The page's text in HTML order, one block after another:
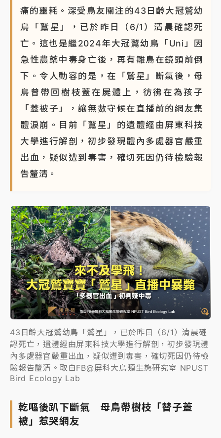
痛的噩耗。深受鳥友關注的43日齡大冠鷲幼
鳥「鷲星」，已於昨日（6/1）清晨確認死
亡。這也是繼2024年大冠鷲幼鳥「Uni」因
急性農藥中毒身亡後，再有雛鳥在鏡頭前倒
下。令人動容的是，在「鷲星」斷氣後，母
鳥曾帶回樹枝蓋在屍體上，彷彿在為孩子
「蓋被子」，讓無數守候在直播前的網友集
體淚崩。目前「鷲星」的遺體經由屏東科技
大學進行解剖，初步發現體內多處器官嚴重
出血，疑似遭到毒害，確切死因仍待檢驗報
告釐清。
43日齡大冠鷲幼鳥「鷲星」，已於昨日（6/1）清晨確
認死亡，遺體經由屏東科技大學進行解剖，初步發現體
內多處器官嚴重出血，疑似遭到毒害，確切死因仍待檢
驗報告釐清。取自FB@屏科大鳥類生態研究室 NPUST
Bird Ecology Lab
乾嘔後趴下斷氣 母鳥帶樹枝「替子蓋
被」惹哭網友